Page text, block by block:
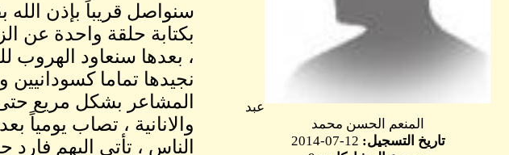
عبد
المنعم الحسن محمد
تاريخ التسجيل:
سنواصل قريباً بإذن الله
بكتابة حلقة واحدة عن
، بعدها سنعاود الهروب
نجيدها تماما
المشاعر بشكل مريع
والانانية ، تصاب
الناس ، تأتي اليهم